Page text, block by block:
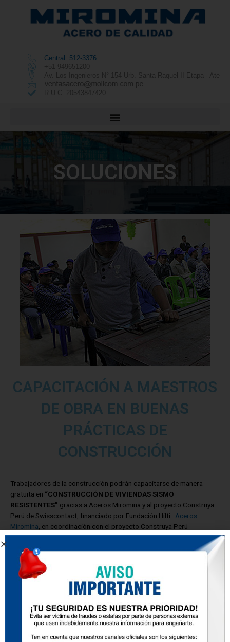
Central: 512-3376
+51 949651200
Av. Los Ingenieros N° 154 Urb. Santa Raquel II Etapa - Ate
R.U.C. 20543847420
SOLUCIONES
CAPACITACIÓN A MAESTROS
DE OBRA EN BUENAS
PRÁCTICAS DE
CONSTRUCCIÓN
Trabajadores de la construcción podrán capacitarse de manera
gratuita en “CONSTRUCCIÓN DE VIVIENDAS SISMO
RESISTENTES” gracias a Aceros Miromina y al proyecto Construya
Perú de Swisscontact, financiado por Fundación Hilti. Aceros
Miromina , en coordinación con el proyecto Construya Perú
deSwisscontactfinanciado por laFundación HILTI, viene realizando
un ciclo de capacitaciones técnicas, dirigidas a maestros de obra y
trabajadores de la construcción.
Se tiene previsto la capacitación de 100 trabajadores
“Construcción de viviendas sismo resistentes”
disminuir los riesgos de la construcción informal, fomentar las
buenas prácticas constructivas en albañilería confinada y crear
conciencia sobre la necesidad de usar materiales de construcción de
buena calidad. El ingreso esgratuito, previa inscripción y se